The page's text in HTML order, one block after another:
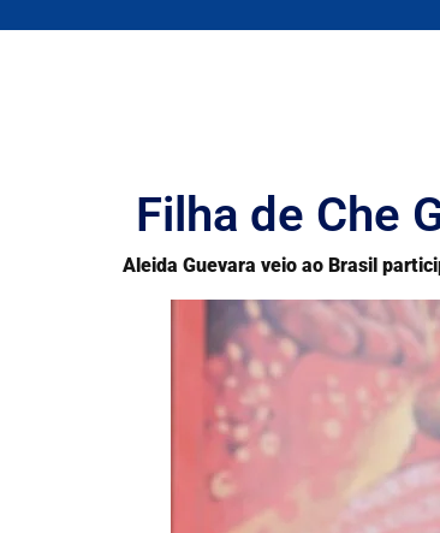
Filha de Che
Aleida Guevara veio ao Brasil